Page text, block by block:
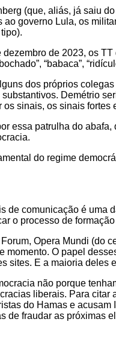
(que, aliás, já saiu
ao governo Lula, os
de 2023, os TT
“babaca”,
dos próprios
Demétrio
os sinais, os sinais
essa patrulha do
do regime
de comunicação é uma
o processo de
Opera Mundi (do
momento. O papel
sites. E a maioria
não porque
liberais. Para
do Hamas e
de fraudar as próximas